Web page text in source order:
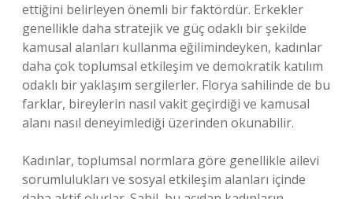
ettiğini belirleyen önemli bir faktördür. Erkekler
genellikle daha stratejik ve güç odaklı bir şekilde
kamusal alanları kullanma eğilimindeyken, kadınlar
daha çok toplumsal etkileşim ve demokratik katılım
odaklı bir yaklaşım sergilerler. Florya sahilinde de bu
farklar, bireylerin nasıl vakit geçirdiği ve kamusal
alanı nasıl deneyimlediği üzerinden okunabilir.
Kadınlar, toplumsal normlara göre genellikle ailevi
sorumlulukları ve sosyal etkileşim alanları içinde